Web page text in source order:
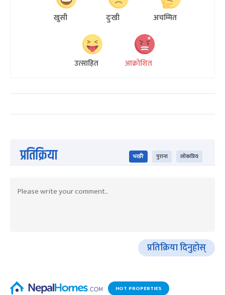
खुसी दुःखी अचम्मित
उत्साहित आक्रोशित
प्रतिक्रिया भर्खरै पुराना लोकप्रिय
प्रतिक्रिया दिनुहोस्
HOT PROPERTIES